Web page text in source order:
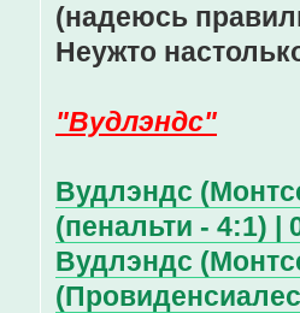
(надеюсь
Неужто
"Вудлэндс"
Вудлэндс
(пенальти - 4:1) |
Вудлэндс